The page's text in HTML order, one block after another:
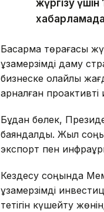
жүргізу
Басқарма төрағасы
ұзақмерзімді даму
бизнеске қолайлы
арналған проактивті
Бұдан бөлек,
баяндалды. Жыл
экспорт пен
Кездесу соңында
ұзақмерзімді
тетігін күшейту